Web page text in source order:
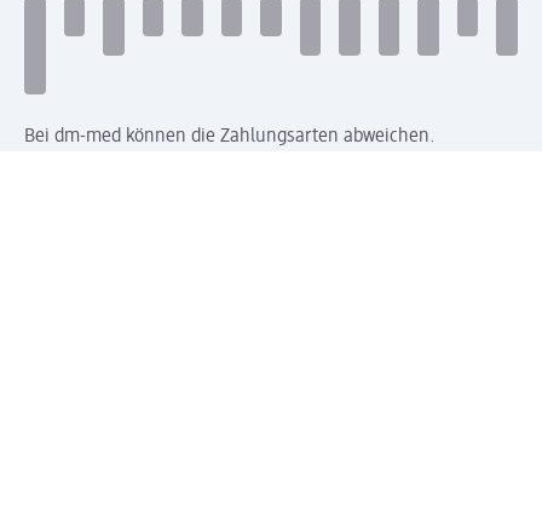
Bei dm-med können die Zahlungsarten abweichen.